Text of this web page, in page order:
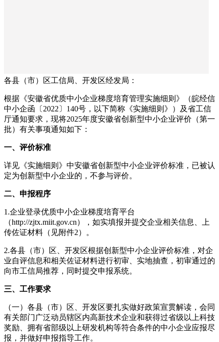
各县（市）区工信局、开发区经发局：
根据《安徽省优质中小企业梯度培育管理实施细则》（皖经信
中小企函〔2022〕140号，以下简称《实施细则》）及省工信
厅通知要求，现将2025年度安徽省创新型中小企业评价（第一
批）有关事项通知如下：
一、评价标准
详见《实施细则》中安徽省创新型中小企业评价标准，已被认
定为创新型中小企业的，不参与评价。
二、申报程序
1.企业登录优质中小企业梯度培育平台
（http://zjtx.miit.gov.cn），如实填报并提交企业相关信息、上
传佐证材料（见附件2）。
2.各县（市）区、开发区根据创新型中小企业评价标准，对企
业自评信息和相关佐证材料进行初审、实地抽查，初审通过的
向市工信局推荐，同时提交申报系统。
三、工作要求
（一）各县（市）区、开发区要扎实做好政策宣贯解读，会同
有关部门广泛动员辖区内高新技术企业和获得过省级以上科技
奖励、拥有省部级以上研发机构等符合条件的中小企业应报尽
报，并做好申报指导工作。